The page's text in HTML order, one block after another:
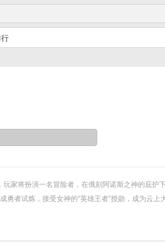
家将扮演一名冒险者，在俄刻阿诺斯之神的庇
者试炼，接受女神的“英雄王者”授勋，成为云上